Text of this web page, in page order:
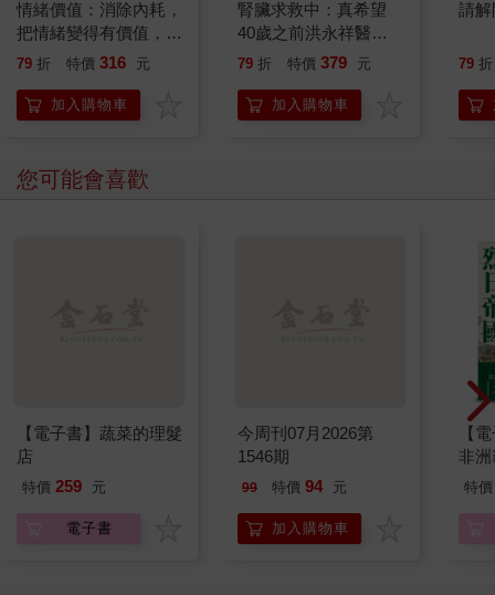
情緒價值：消除內耗，
把情緒變得有價值，跟
誰都能自在相處
79 折 特價 316 元
加入購物車
腎臟求救中：真希望
40歲之前洪永祥醫師
就告訴我這些事
79 折 特價 379 元
加入購物車
請解
79 折
您可能會喜歡
【電子書】蔬菜的理髮
店
特價 259 元
電子書
今周刊07月2026第
1546期
99 特價 94 元
加入購物車
【
非
特價